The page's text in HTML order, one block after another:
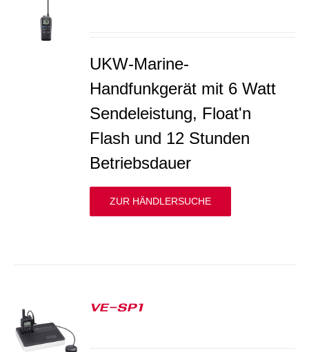
UKW-Marine-
Handfunkgerät mit 6 Watt
Sendeleistung, Float'n
Flash und 12 Stunden
Betriebsdauer
ZUR HÄNDLERSUCHE
VE-SP1